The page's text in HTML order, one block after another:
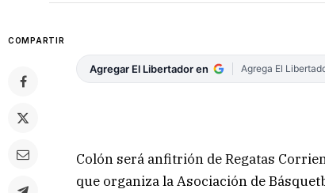
COMPARTIR
Agregar El Libertador en Agrega El
Colón será anfitrión de Regatas
que organiza la Asociación de